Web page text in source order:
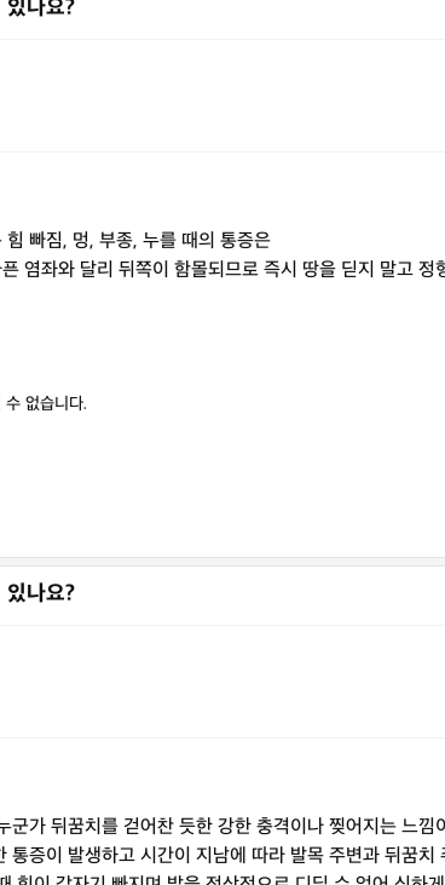
나요?
빠짐, 멍, 부종, 누를 때의 통증은
염좌와 달리 뒤쪽이 함몰되므로 즉시 땅을 딛지 말고 정
없습니다.
나요?
가 뒤꿈치를 걷어찬 듯한 강한 충격이나 찢어지는 느
증이 발생하고 시간이 지남에 따라 발목 주변과 뒤꿈